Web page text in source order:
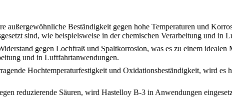
außergewöhnliche Beständigkeit gegen hohe Temperaturen und
sind, wie beispielsweise in der chemischen Verarbeitung und
gegen Lochfraß und Spaltkorrosion, was es zu einem
und in Luftfahrtanwendungen.
Hochtemperaturfestigkeit und Oxidationsbeständigkeit, wird
reduzierende Säuren, wird Hastelloy B-3 in Anwendungen